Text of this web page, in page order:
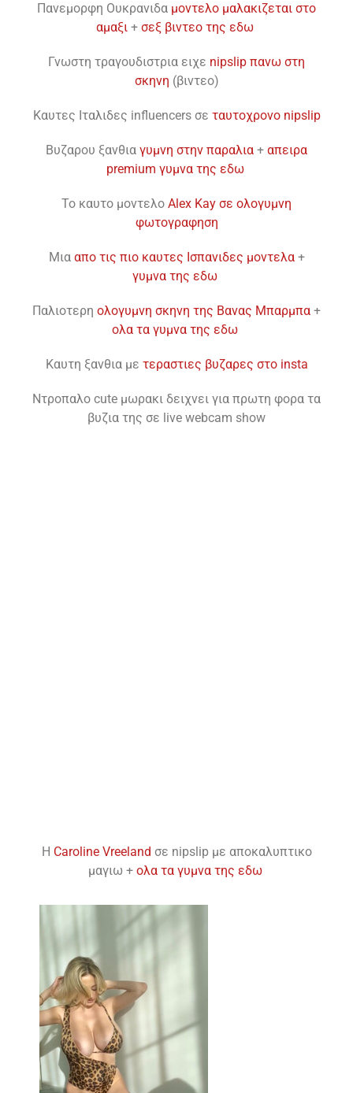
Πανεμορφη Ουκρανιδα μοντελο μαλακιζεται στο
αμαξι + σεξ βιντεο της εδω
Γνωστη τραγουδιστρια ειχε nipslip πανω στη
σκηνη (βιντεο)
Καυτες Ιταλιδες influencers σε ταυτοχρονο nipslip
Bυζαρου ξανθια γυμνη στην παραλια + απειρα
premium γυμνα της εδω
To καυτο μοντελο Alex Kay σε ολογυμνη
φωτογραφηση
Mια απο τις πιο καυτες Ισπανιδες μοντελα+
γυμνα της εδω
Παλιοτερη ολογυμνη σκηνη της Βανας Μπαρμπα +
ολα τα γυμνα της εδω
Καυτη ξανθια με τεραστιες βυζαρες στο insta
Ντροπαλο cute μωρακι δειχνει για πρωτη φορα τα
βυζια της σε live webcam show
H Caroline Vreeland σε nipslip με αποκαλυπτικο
μαγιω + ολα τα γυμνα της εδω